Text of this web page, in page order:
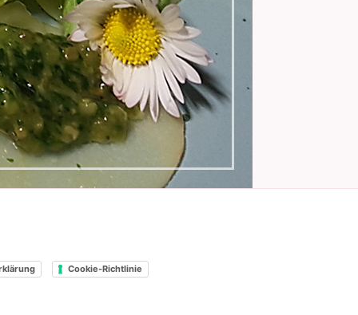
Cookie-Richtlinie